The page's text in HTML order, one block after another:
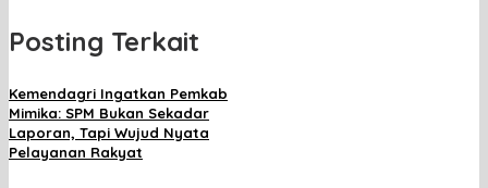
Posting Terkait
Kemendagri Ingatkan Pemkab
Mimika: SPM Bukan Sekadar
Laporan, Tapi Wujud Nyata
Pelayanan Rakyat